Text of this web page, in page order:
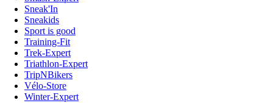
Sneak'In
Sneakids
Sport is good
Training-Fit
Trek-Expert
Triathlon-Expert
TripNBikers
Vélo-Store
Winter-Expert